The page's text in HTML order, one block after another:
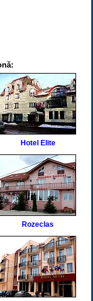
Hotel Elite
Rozeclas